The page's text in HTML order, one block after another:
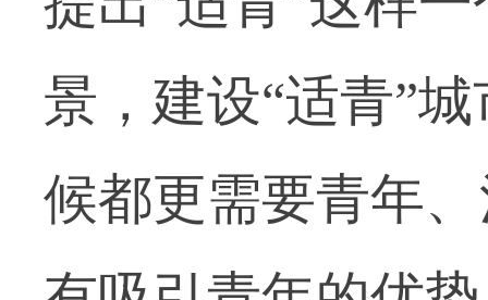
景，建设“适青”
候都更需要青年